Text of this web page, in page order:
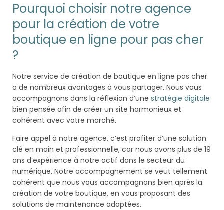
Pourquoi choisir notre agence
pour la création de votre
boutique en ligne pour pas cher
?
Notre service de création de boutique en ligne pas cher
a de nombreux avantages à vous partager. Nous vous
accompagnons dans la réflexion d’une stratégie digitale
bien pensée afin de créer un site harmonieux et
cohérent avec votre marché.
Faire appel à notre agence, c’est profiter d’une solution
clé en main et professionnelle, car nous avons plus de 19
ans d’expérience à notre actif dans le secteur du
numérique. Notre accompagnement se veut tellement
cohérent que nous vous accompagnons bien après la
création de votre boutique, en vous proposant des
solutions de maintenance adaptées.